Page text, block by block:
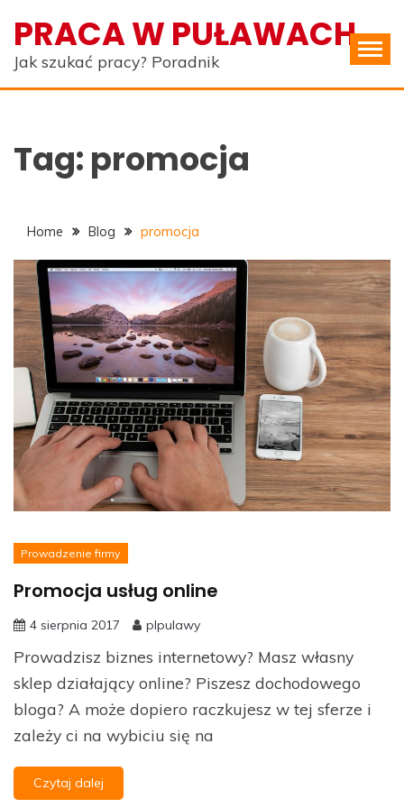
content
PRACA W PUŁAWACH
Jak szukać pracy? Poradnik
Tag: promocja
Home Blog promocja
Prowadzenie firmy
Promocja usług online
4 sierpnia 2017 plpulawy
Prowadzisz biznes internetowy? Masz własny
sklep działający online? Piszesz dochodowego
bloga? A może dopiero raczkujesz w tej sferze i
zależy ci na wybiciu się na
Czytaj dalej